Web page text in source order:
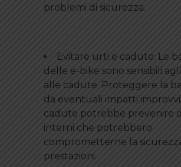
problemi di sicurezza.
Evitare urti e cadute: Le
delle e-bike sono sensibili
alle cadute. Proteggere la
da eventuali impatti
cadute potrebbe prevenire
interni che potrebbero
comprometterne la
prestazioni.